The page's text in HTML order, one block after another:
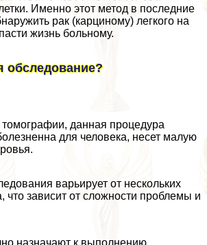
Именно этот метод в последние
paк (карциному) легкого на
жизнь больному.
обследование?
томографии, данная процедypa
для человека, несет малую
варьирует от нескольких
что зависит от сложности проблемы и